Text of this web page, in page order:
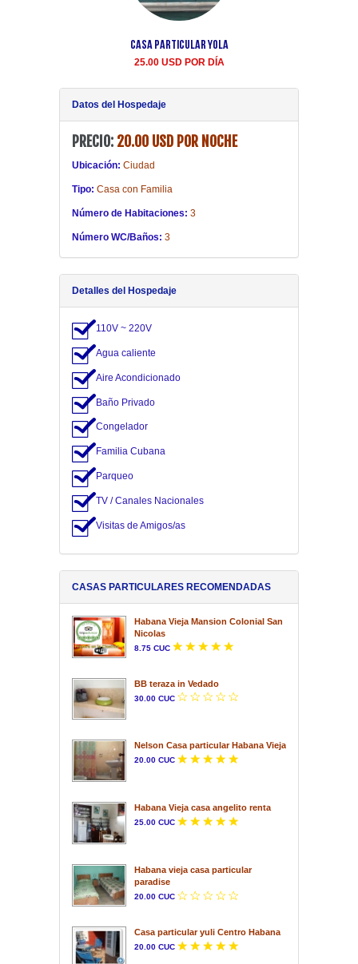
Casa Particular Yola
25.00 USD POR DÍA
Datos del Hospedaje
PRECIO: 20.00 USD POR NOCHE
Ubicación: Ciudad
Tipo: Casa con Familia
Número de Habitaciones: 3
Número WC/Baños: 3
Detalles del Hospedaje
110V ~ 220V
Agua caliente
Aire Acondicionado
Baño Privado
Congelador
Familia Cubana
Parqueo
TV / Canales Nacionales
Visitas de Amigos/as
CASAS PARTICULARES RECOMENDADAS
Habana Vieja Mansion Colonial San
Nicolas
8.75 CUC
BB teraza in Vedado
30.00 CUC
Nelson Casa particular Habana Vieja
20.00 CUC
Habana Vieja casa angelito renta
25.00 CUC
Habana vieja casa particular
paradise
20.00 CUC
Casa particular yuli Centro Habana
20.00 CUC